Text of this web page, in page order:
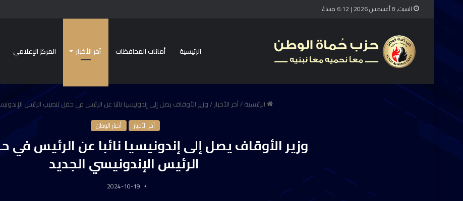
السبت, 8 أغسطس 2026 | 6:12 مساءً
الرئيسية أمانات المحافظات آخر الأخبار المركز الإعلامي
الرئيسية/آخر الأخبار/وزير الأوقاف يصل إلى إندونيسيا نائبا عن الرئيس في حفل تنصيب الرئيس
آخر الأخبار أخبار الوطن
وزير الأوقاف يصل إلى إندونيسيا نائبا عن الرئيس
الرئيس الإندونيسي الجديد
2024-10-19